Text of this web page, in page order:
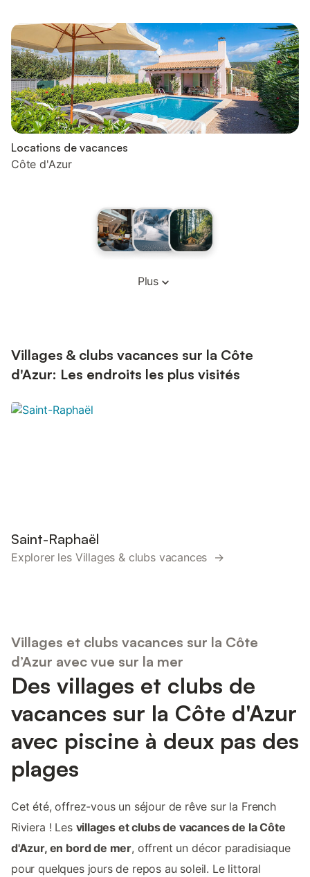
Locations de vacances
Côte d'Azur
Plus
Villages & clubs vacances sur la Côte
d'Azur: Les endroits les plus visités
Saint-Raphaël
Explorer les Villages & clubs vacances →
Villages et clubs vacances sur la Côte
d’Azur avec vue sur la mer
Des villages et clubs de
vacances sur la Côte d'Azur
avec piscine à deux pas des
plages
Cet été, offrez-vous un séjour de rêve sur la French
Riviera ! Les villages et clubs de vacances de la Côte
d'Azur, en bord de mer, offrent un décor paradisiaque
pour quelques jours de repos au soleil. Le littoral